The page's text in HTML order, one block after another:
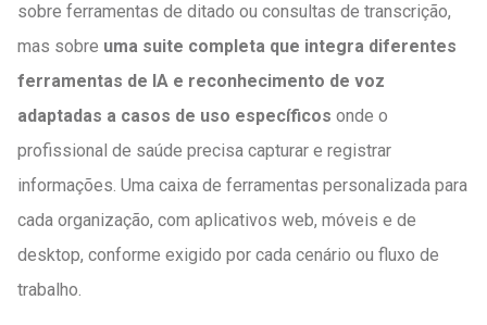
sobre ferramentas de ditado ou consultas de transcrição,
mas sobre uma suite completa que integra diferentes
ferramentas de IA e reconhecimento de voz
adaptadas a casos de uso específicos onde o
profissional de saúde precisa capturar e registrar
informações. Uma caixa de ferramentas personalizada para
cada organização, com aplicativos web, móveis e de
desktop, conforme exigido por cada cenário ou fluxo de
trabalho.